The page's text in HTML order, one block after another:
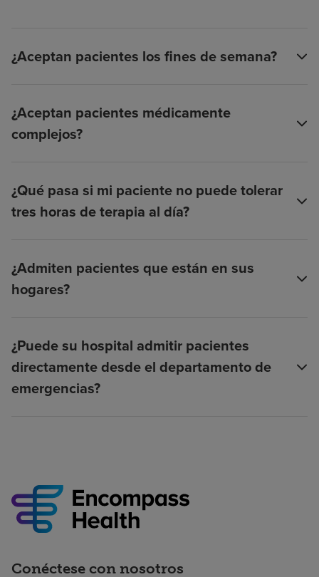
¿Aceptan pacientes los fines de semana?
¿Aceptan pacientes médicamente
complejos?
¿Qué pasa si mi paciente no puede tolerar
tres horas de terapia al día?
¿Admiten pacientes que están en sus
hogares?
¿Puede su hospital admitir pacientes
directamente desde el departamento de
emergencias?
Conéctese con nosotros